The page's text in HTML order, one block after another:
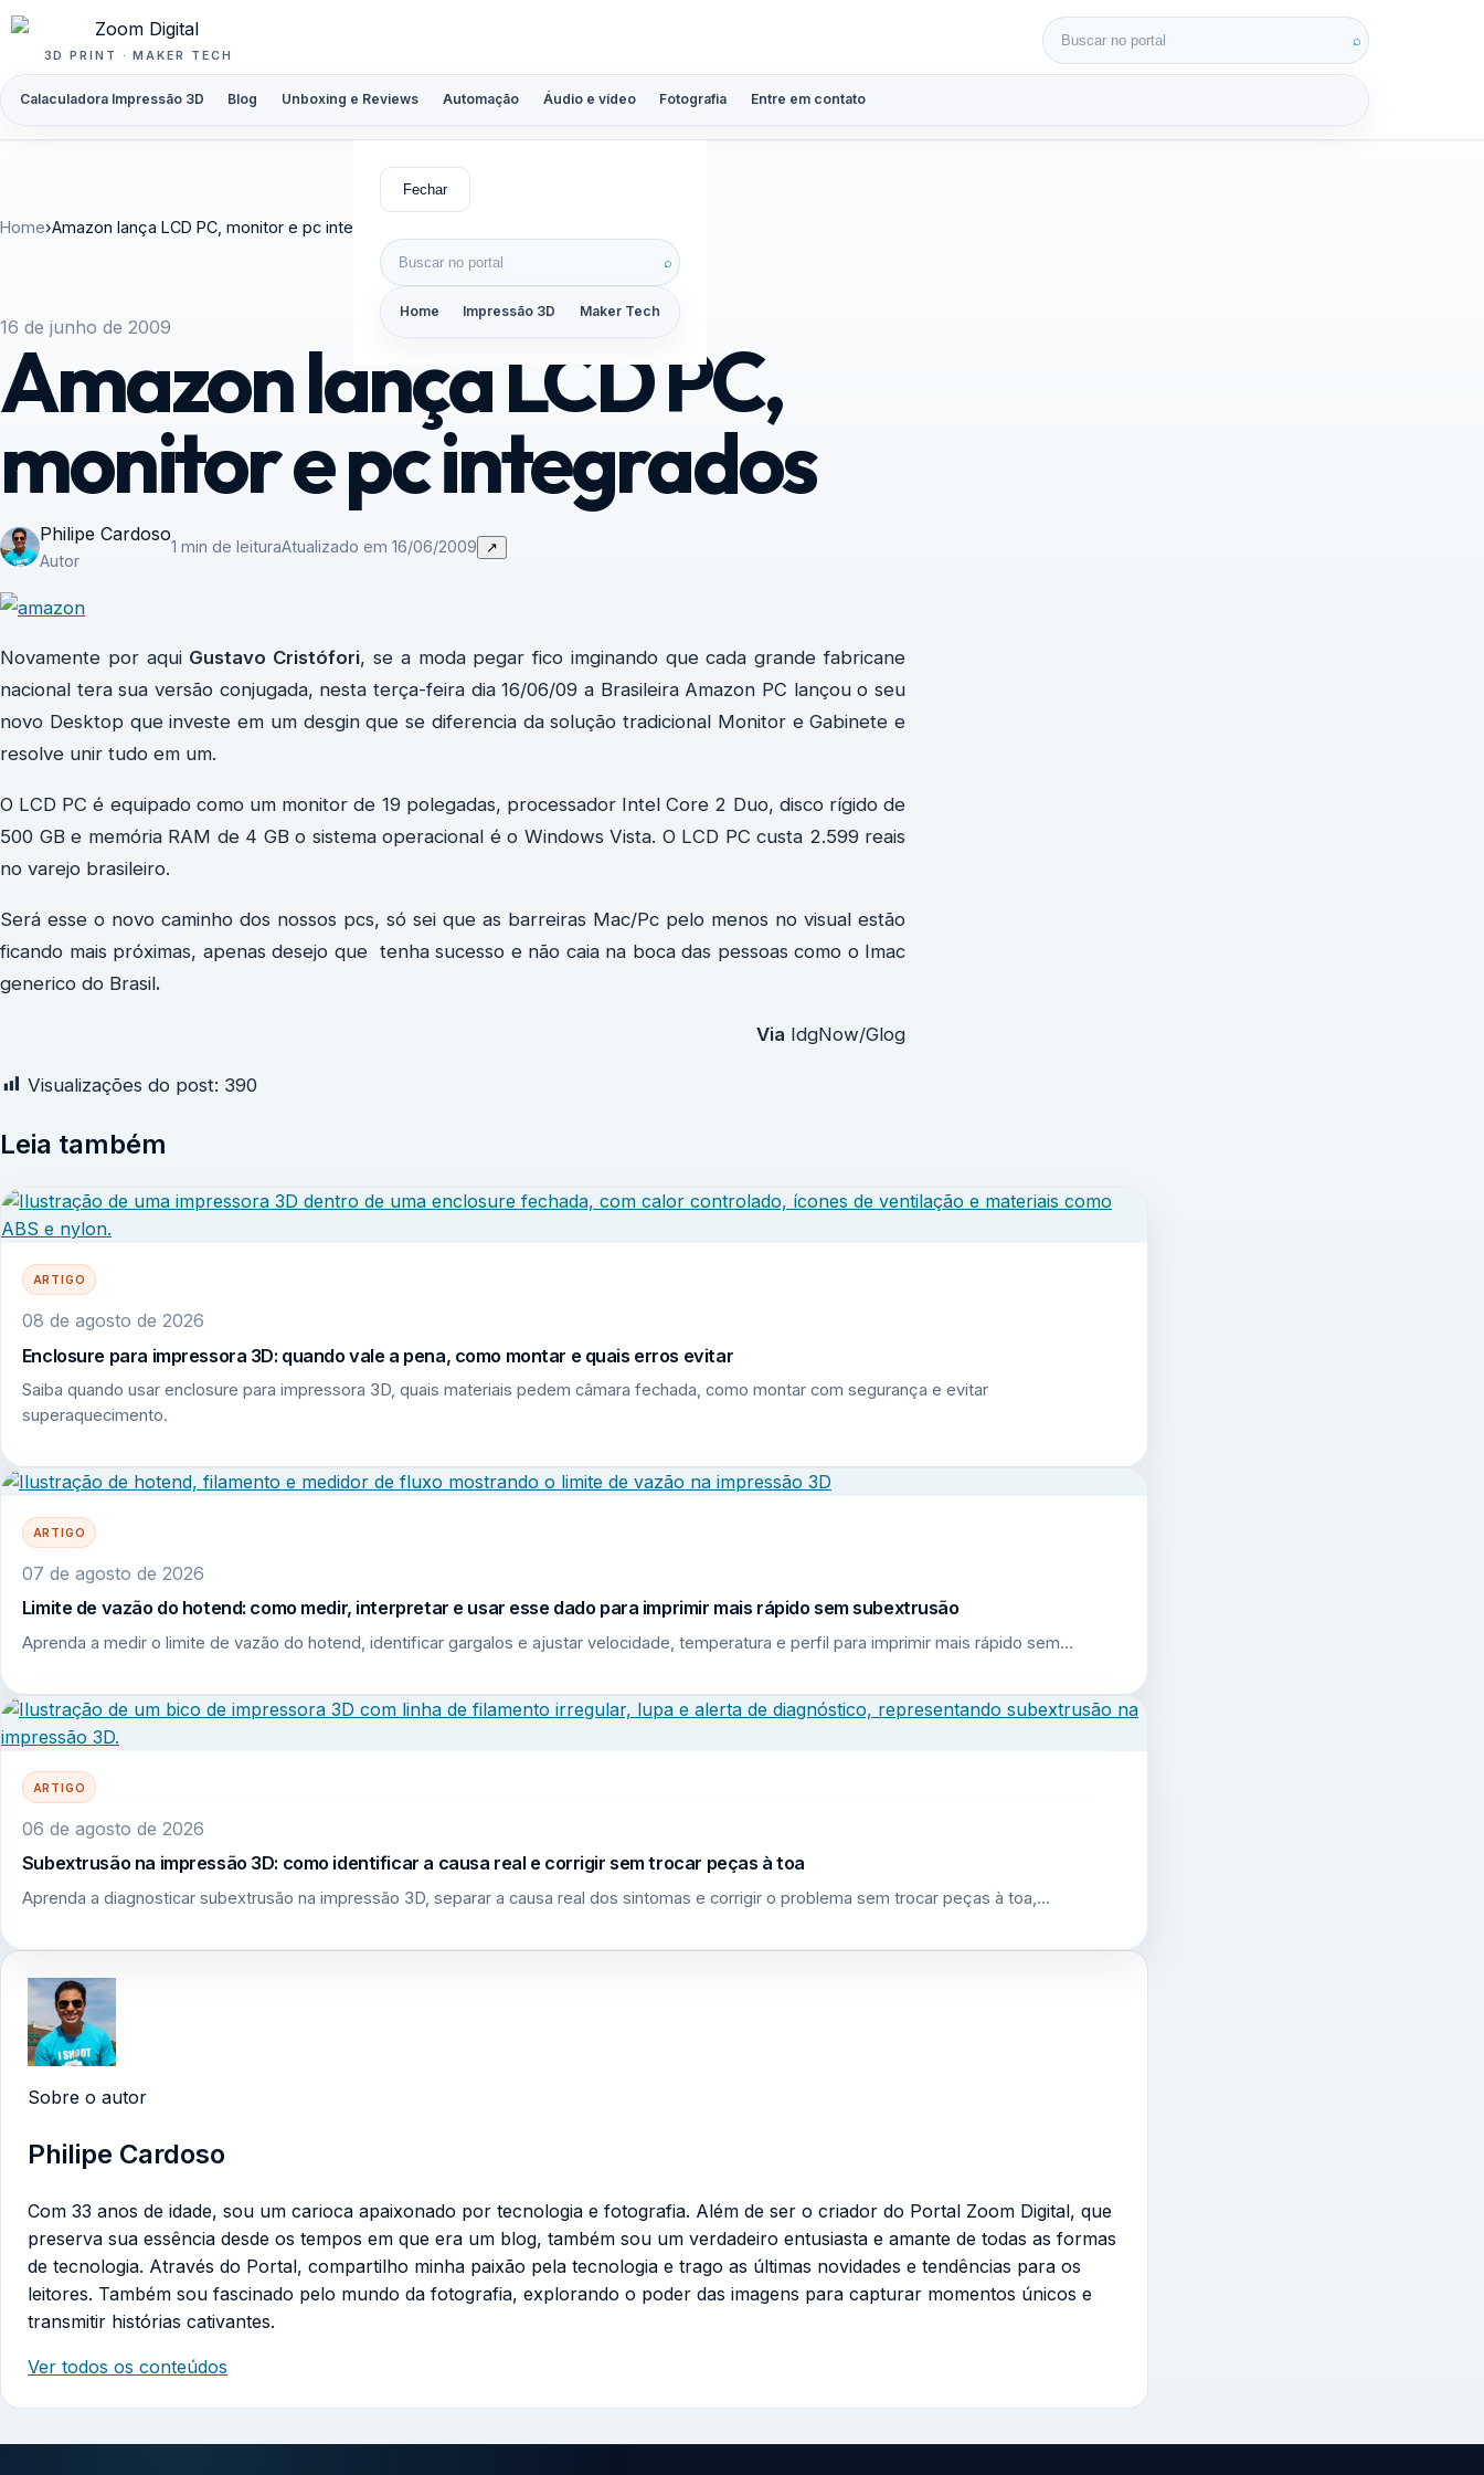
Pular para o conteúdo
3D PRINT · MAKER TECH
Calaculadora Impressão 3D Blog Unboxing e Reviews Automação Áudio e vídeo Fotografia Entre em contato
Buscar por: ⌕
Fechar
Buscar por: ⌕
Home Impressão 3D Maker Tech
Home›Amazon lança LCD PC, monitor e pc integrados
16 de junho de 2009
Amazon lança LCD PC,
monitor e pc integrados
Philipe Cardoso
Autor
1 min de leituraAtualizado em 16/06/2009 ↗
Novamente por aqui Gustavo Cristófori, se a moda pegar fico imginando que cada grande fabricane
nacional tera sua versão conjugada, nesta terça-feira dia 16/06/09 a Brasileira Amazon PC lançou o seu
novo Desktop que investe em um desgin que se diferencia da solução tradicional Monitor e Gabinete e
resolve unir tudo em um.
O LCD PC é equipado como um monitor de 19 polegadas, processador Intel Core 2 Duo, disco rígido de
500 GB e memória RAM de 4 GB o sistema operacional é o Windows Vista. O LCD PC custa 2.599 reais
no varejo brasileiro.
Será esse o novo caminho dos nossos pcs, só sei que as barreiras Mac/Pc pelo menos no visual estão
ficando mais próximas, apenas desejo que tenha sucesso e não caia na boca das pessoas como o Imac
generico do Brasil.
Via IdgNow/Glog
Visualizações do post: 390
Leia também
ARTIGO
08 de agosto de 2026
Enclosure para impressora 3D: quando vale a pena, como montar e quais erros evitar
Saiba quando usar enclosure para impressora 3D, quais materiais pedem câmara fechada, como montar com segurança e evitar
superaquecimento.
ARTIGO
07 de agosto de 2026
Limite de vazão do hotend: como medir, interpretar e usar esse dado para imprimir mais rápido sem subextrusão
Aprenda a medir o limite de vazão do hotend, identificar gargalos e ajustar velocidade, temperatura e perfil para imprimir mais rápido sem…
ARTIGO
06 de agosto de 2026
Subextrusão na impressão 3D: como identificar a causa real e corrigir sem trocar peças à toa
Aprenda a diagnosticar subextrusão na impressão 3D, separar a causa real dos sintomas e corrigir o problema sem trocar peças à toa,…
Sobre o autor
Philipe Cardoso
Com 33 anos de idade, sou um carioca apaixonado por tecnologia e fotografia. Além de ser o criador do Portal Zoom Digital, que
preserva sua essência desde os tempos em que era um blog, também sou um verdadeiro entusiasta e amante de todas as formas
de tecnologia. Através do Portal, compartilho minha paixão pela tecnologia e trago as últimas novidades e tendências para os
leitores. Também sou fascinado pelo mundo da fotografia, explorando o poder das imagens para capturar momentos únicos e
transmitir histórias cativantes.
Ver todos os conteúdos